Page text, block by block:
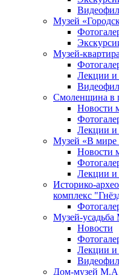
Музей
Музей-
Лекции и
Смоленщина в
Новости
Лекции и
Музей «В мире
Новости
Лекции и
Историко-
комплекс
Музей-
Новости
Лекции и
Дом-музей